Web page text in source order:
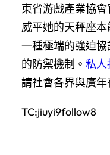
東省游戲產業協
威平她的天秤座本
一種極端的強迫
的防禦機制。 私人
請社會各界與廣年
TC:jiuyi9follow8